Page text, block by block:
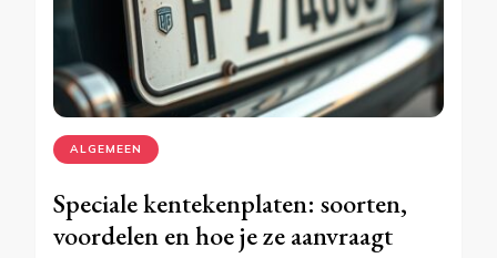
ALGEMEEN
Speciale kentekenplaten: soorten,
voordelen en hoe je ze aanvraagt